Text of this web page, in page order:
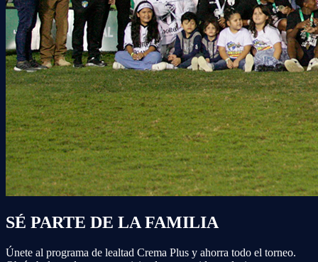
SÉ PARTE DE LA FAMILIA
Únete al programa de lealtad Crema Plus y ahorra todo el torneo.